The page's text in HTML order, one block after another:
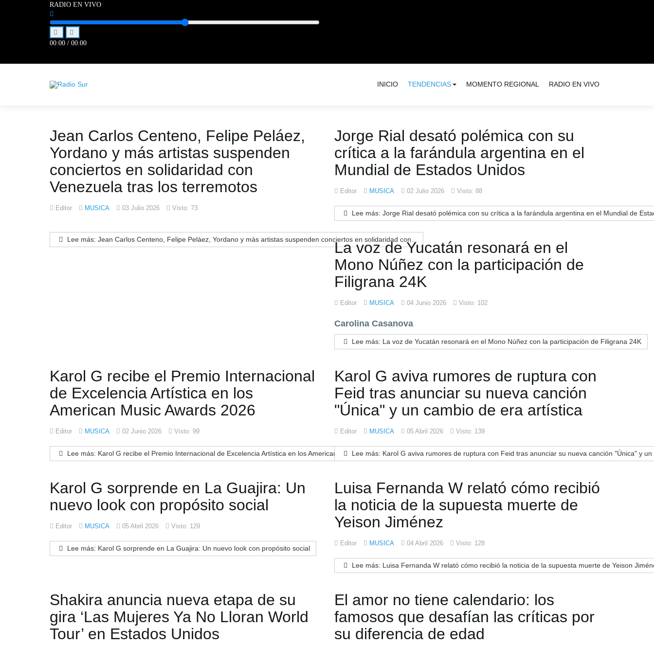
RADIO EN VIVO
00:00 / 00:00
INICIO TENDENCIAS MOMENTO REGIONAL RADIO EN VIVO
Jean Carlos Centeno, Felipe Peláez,
Yordano y más artistas suspenden
conciertos en solidaridad con
Venezuela tras los terremotos
Editor MUSICA 03 Julio 2026 Visto: 73
Lee más: Jean Carlos Centeno, Felipe Peláez, Yordano y más artistas suspenden conciertos en solidaridad con...
Jorge Rial desató polémica con su
crítica a la farándula argentina en el
Mundial de Estados Unidos
Editor MUSICA 02 Julio 2026 Visto: 88
Lee más: Jorge Rial desató polémica con su crítica a la farándula argentina en el Mundial de
La voz de Yucatán resonará en el
Mono Núñez con la participación de
Filigrana 24K
Editor MUSICA 04 Junio 2026 Visto: 102
Carolina Casanova
Lee más: La voz de Yucatán resonará en el Mono Núñez con la participación de Filigrana 24K
Karol G recibe el Premio Internacional
de Excelencia Artística en los
American Music Awards 2026
Editor MUSICA 02 Junio 2026 Visto: 99
Lee más: Karol G recibe el Premio Internacional de Excelencia Artística en los American Music Awards 2026
Karol G aviva rumores de ruptura con
Feid tras anunciar su nueva canción
"Única" y un cambio de era artística
Editor MUSICA 05 Abril 2026 Visto: 139
Lee más: Karol G aviva rumores de ruptura con Feid tras anunciar su nueva canción "Única" y
Karol G sorprende en La Guajira: Un
nuevo look con propósito social
Editor MUSICA 05 Abril 2026 Visto: 129
Lee más: Karol G sorprende en La Guajira: Un nuevo look con propósito social
Luisa Fernanda W relató cómo recibió
la noticia de la supuesta muerte de
Yeison Jiménez
Editor MUSICA 04 Abril 2026 Visto: 128
Lee más: Luisa Fernanda W relató cómo recibió la noticia de la supuesta muerte de Yeison
Shakira anuncia nueva etapa de su
gira ‘Las Mujeres Ya No Lloran World
Tour’ en Estados Unidos
El amor no tiene calendario: los
famosos que desafían las críticas por
su diferencia de edad